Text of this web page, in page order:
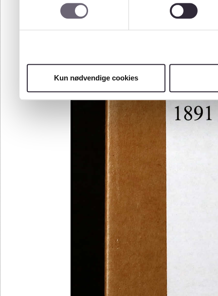
Kun nødvendige cookies